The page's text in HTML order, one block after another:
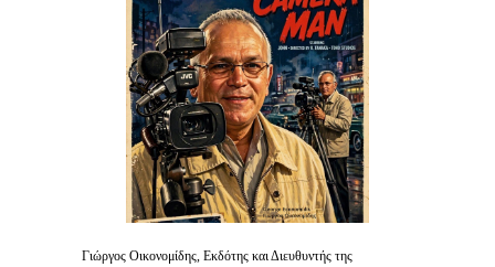
Γιώργος Οικονομίδης, Εκδότης και Διευθυντής της